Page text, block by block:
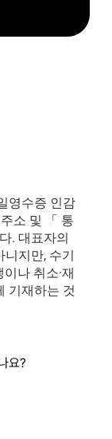
영수증 인감
소 및 「 통
. 대표자의
지만, 수기
이나 취소·재
기재하는 것
요?